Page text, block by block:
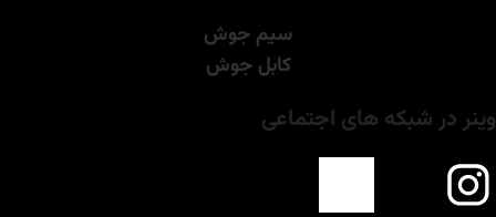
سیم جوش
کابل جوش
وینر در شبکه های اجتماعی